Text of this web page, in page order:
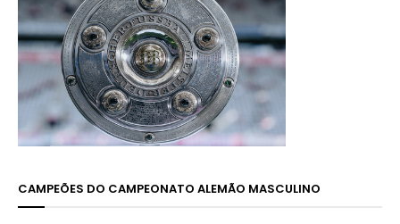
CAMPEÕES DO CAMPEONATO ALEMÃO MASCULINO